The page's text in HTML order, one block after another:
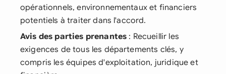
opérationnels, environnementaux et financiers
potentiels à traiter dans l'accord.
Avis des parties prenantes : Recueillir les
exigences de tous les départements clés, y
compris les équipes d'exploitation, juridique et